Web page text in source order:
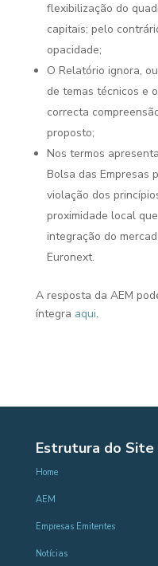
flexibilização do
capitais; pelo
opacidade;
O Relatório ignora,
de temas técnicos e
correcta
proposto;
Nos termos
Bolsa das Empresas
violação dos
proximidade local
integração do
Euronext.
A resposta da AEM
íntegra aqui.
Estrutura do Site
Home
AEM
Empresas Emitentes
Notícias